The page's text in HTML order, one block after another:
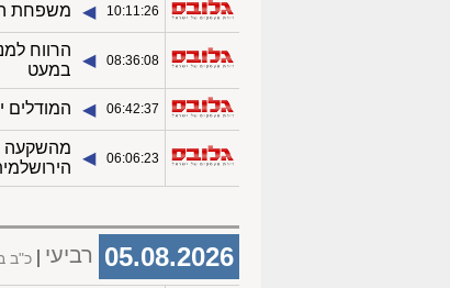
10:11:26
◀︎ משפחת
08:36:08
◀︎
הרווח
במעט
06:42:37
◀︎ המודלים
06:06:23
◀︎
05.08.2026 רביעי כ"ב